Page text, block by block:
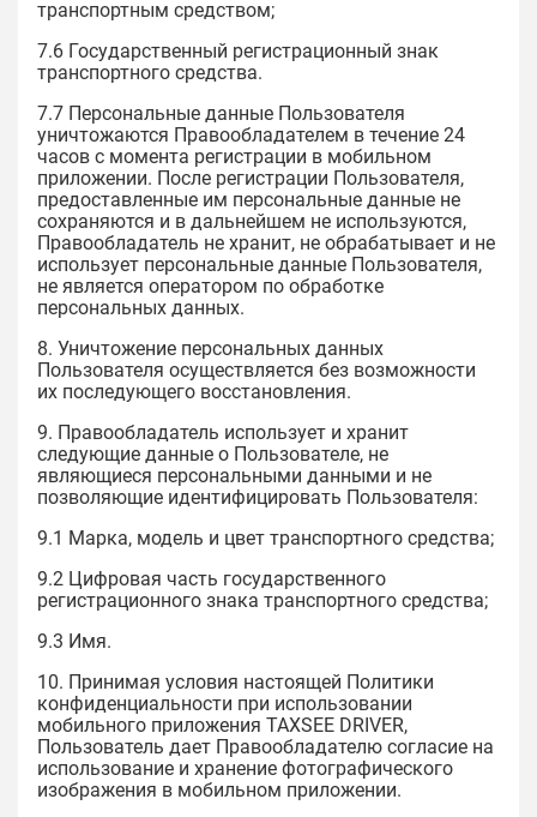
транспортным средством;
7.6 Государственный регистрационный знак
транспортного средства.
7.7 Персональные данные Пользователя
уничтожаются Правообладателем в течение 24
часов с момента регистрации в мобильном
приложении. После регистрации Пользователя,
предоставленные им персональные данные не
сохраняются и в дальнейшем не используются,
Правообладатель не хранит, не обрабатывает и не
использует персональные данные Пользователя,
не является оператором по обработке
персональных данных.
8. Уничтожение персональных данных
Пользователя осуществляется без возможности
их последующего восстановления.
9. Правообладатель использует и хранит
следующие данные о Пользователе, не
являющиеся персональными данными и не
позволяющие идентифицировать Пользователя:
9.1 Марка, модель и цвет транспортного средства;
9.2 Цифровая часть государственного
регистрационного знака транспортного средства;
9.3 Имя.
10. Принимая условия настоящей Политики
конфиденциальности при использовании
мобильного приложения TAXSEE DRIVER,
Пользователь дает Правообладателю согласие на
использование и хранение фотографического
изображения в мобильном приложении.